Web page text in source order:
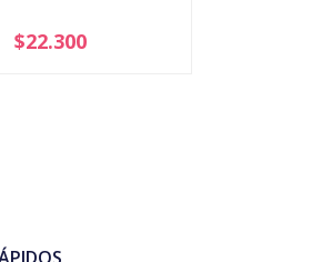
+
$22.300